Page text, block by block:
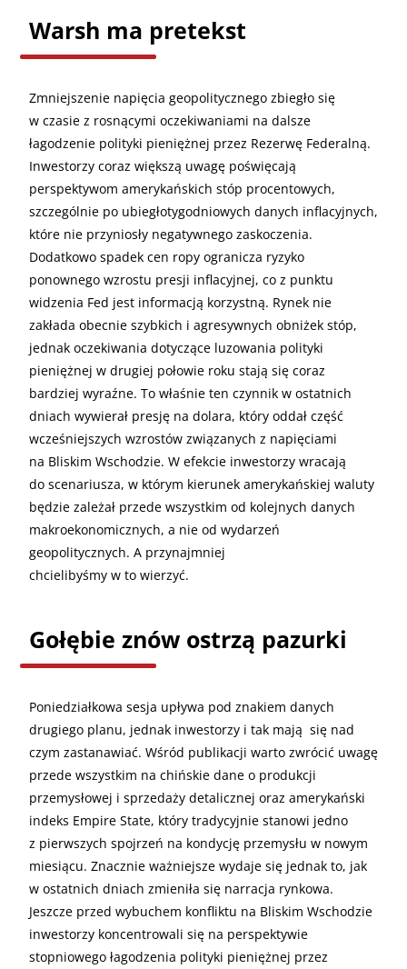
Warsh ma pretekst
Zmniejszenie napięcia geopolitycznego zbiegło się
w czasie z rosnącymi oczekiwaniami na dalsze
łagodzenie polityki pieniężnej przez Rezerwę Federalną.
Inwestorzy coraz większą uwagę poświęcają
perspektywom amerykańskich stóp procentowych,
szczególnie po ubiegłotygodniowych danych inflacyjnych,
które nie przyniosły negatywnego zaskoczenia.
Dodatkowo spadek cen ropy ogranicza ryzyko
ponownego wzrostu presji inflacyjnej, co z punktu
widzenia Fed jest informacją korzystną. Rynek nie
zakłada obecnie szybkich i agresywnych obniżek stóp,
jednak oczekiwania dotyczące luzowania polityki
pieniężnej w drugiej połowie roku stają się coraz
bardziej wyraźne. To właśnie ten czynnik w ostatnich
dniach wywierał presję na dolara, który oddał część
wcześniejszych wzrostów związanych z napięciami
na Bliskim Wschodzie. W efekcie inwestorzy wracają
do scenariusza, w którym kierunek amerykańskiej waluty
będzie zależał przede wszystkim od kolejnych danych
makroekonomicznych, a nie od wydarzeń
geopolitycznych. A przynajmniej
chcielibyśmy w to wierzyć.
Gołębie znów ostrzą pazurki
Poniedziałkowa sesja upływa pod znakiem danych
drugiego planu, jednak inwestorzy i tak mają się nad
czym zastanawiać. Wśród publikacji warto zwrócić uwagę
przede wszystkim na chińskie dane o produkcji
przemysłowej i sprzedaży detalicznej oraz amerykański
indeks Empire State, który tradycyjnie stanowi jedno
z pierwszych spojrzeń na kondycję przemysłu w nowym
miesiącu. Znacznie ważniejsze wydaje się jednak to, jak
w ostatnich dniach zmieniła się narracja rynkowa.
Jeszcze przed wybuchem konfliktu na Bliskim Wschodzie
inwestorzy koncentrowali się na perspektywie
stopniowego łagodzenia polityki pieniężnej przez